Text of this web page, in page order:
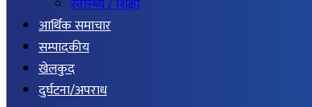
स्वास्थ्य / शिक्षा
आर्थिक समाचार
सम्पादकीय
खेलकुद
दुर्घटना/अपराध